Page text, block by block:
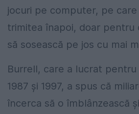
jocuri pe computer, pe care
trimitea înapoi, doar pentru
să sosească pe jos cu mai
Burrell, care a lucrat
1987 și 1997, a spus că
încerca să o îmblânzească